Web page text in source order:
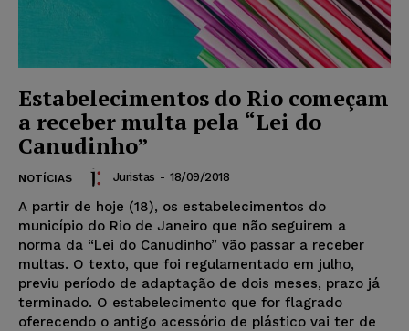
Estabelecimentos do Rio começam
a receber multa pela “Lei do
Canudinho”
NOTÍCIAS Juristas - 18/09/2018
A partir de hoje (18), os estabelecimentos do
município do Rio de Janeiro que não seguirem a
norma da “Lei do Canudinho” vão passar a receber
multas. O texto, que foi regulamentado em julho,
previu período de adaptação de dois meses, prazo já
terminado. O estabelecimento que for flagrado
oferecendo o antigo acessório de plástico vai ter de